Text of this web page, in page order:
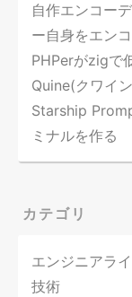
自作エンコー
ー自身をエン
PHPerがzigで
Quine(クワイ
Starship
ミナルを作る
カテゴリ
エンジニアラ
技術